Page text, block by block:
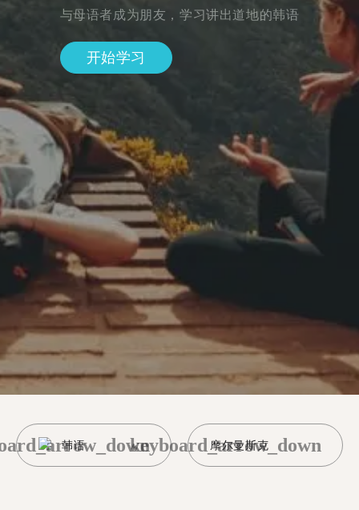
与母语者成为朋友，学习讲出道地的韩语
开始学习
韩语 摩尔曼斯克
keyboard_arrow_down